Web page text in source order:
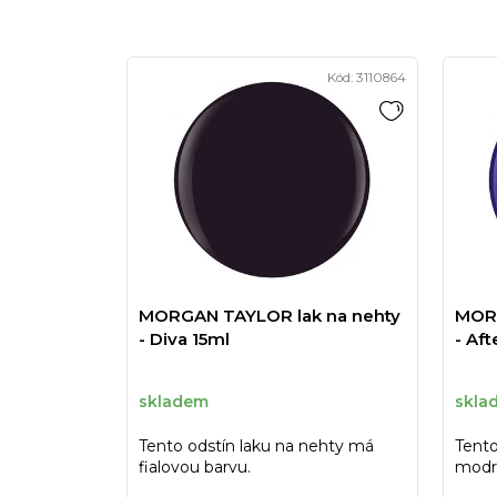
MORGAN TAYLOR lak na nehty
- Diva 15ml
skladem
Tento odstín laku na nehty má
fialovou barvu.
Kód: 3110864
-